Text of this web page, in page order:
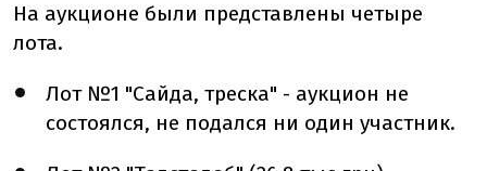
На аукционе были представлены четыре
лота.
Лот №1 "Сайда, треска" - аукцион не
состоялся, не подался ни один участник.